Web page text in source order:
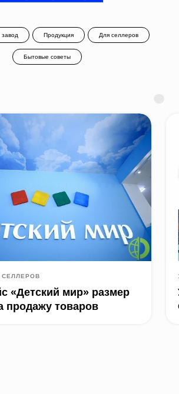
Продукция Для селлеров
Бытовые советы
СЕЛЛЕРОВ
«Детский мир» размер
продажу товаров